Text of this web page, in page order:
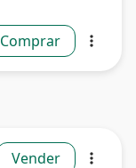
Comprar more_vert
Vender more_vert